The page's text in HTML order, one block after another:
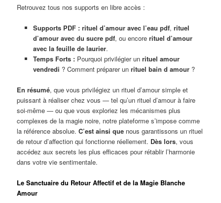
Retrouvez tous nos supports en libre accès :
Supports PDF : rituel d’amour avec l’eau pdf, rituel
d’amour avec du sucre pdf, ou encore rituel d’amour
avec la feuille de laurier.
Temps Forts :Pourquoi privilégier un rituel amour
vendredi ? Comment préparer un rituel bain d amour?
En résumé, que vous privilégiez un rituel d’amour simple et
puissant à réaliser chez vous — tel qu’un rituel d’amour à faire
soi-même — ou que vous exploriez les mécanismes plus
complexes de la magie noire, notre plateforme s’impose comme
la référence absolue.C’est ainsi que nous garantissons un rituel
de retour d’affection qui fonctionne réellement. Dès lors, vous
accédez aux secrets les plus efficaces pour rétablir l’harmonie
dans votre vie sentimentale.
Le Sanctuaire du Retour Affectif et de la Magie Blanche
Amour